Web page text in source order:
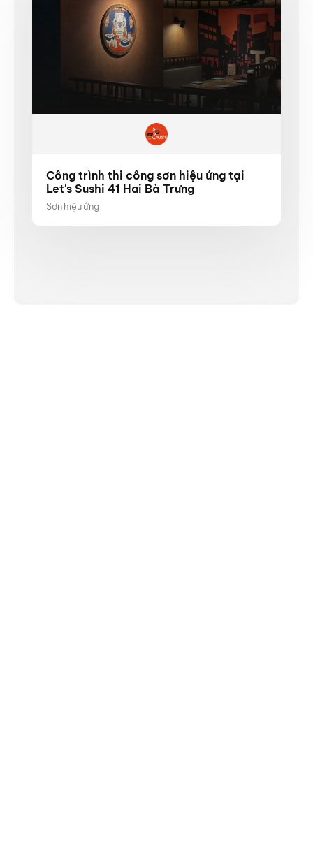
Công trình thi công sơn hiệu ứng tại
Let's Sushi 41 Hai Bà Trưng
Sơn hiệu ứng